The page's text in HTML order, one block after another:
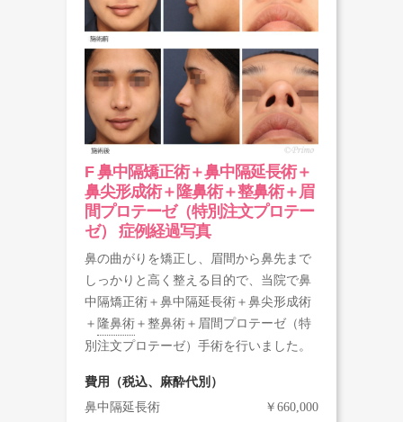
F 鼻中隔矯正術＋鼻中隔延長術＋
鼻尖形成術＋隆鼻術＋整鼻術＋眉
間プロテーゼ（特別注文プロテー
ゼ） 症例経過写真
鼻の曲がりを矯正し、眉間から鼻先まで
しっかりと高く整える目的で、当院で鼻
中隔矯正術＋鼻中隔延長術＋鼻尖形成術
＋ 隆鼻術 ＋整鼻術＋眉間プロテーゼ（特
別注文プロテーゼ）手術を行いました。
費用（税込、麻酔代別）
鼻中隔延長術 ￥660,000